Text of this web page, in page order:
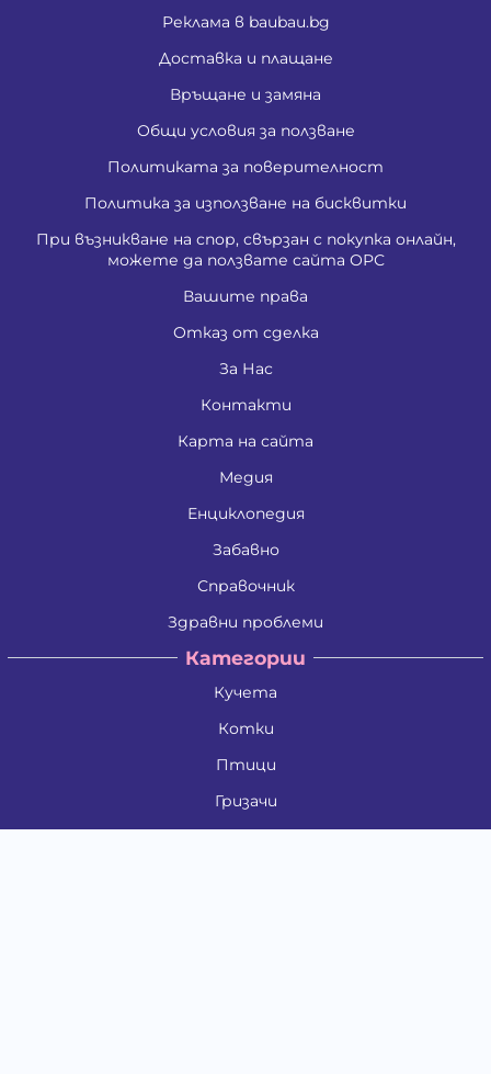
Реклама в baubau.bg
Доставка и плащане
Връщане и замяна
Общи условия за ползване
Политиката за поверителност
Политика за използване на бисквитки
При възникване на спор, свързан с покупка онлайн,
можете да ползвате сайта ОРС
Вашите права
Отказ от сделка
За Нас
Контакти
Карта на сайта
Медия
Енциклопедия
Забавно
Справочник
Здравни проблеми
Категории
Кучета
Котки
Птици
Гризачи